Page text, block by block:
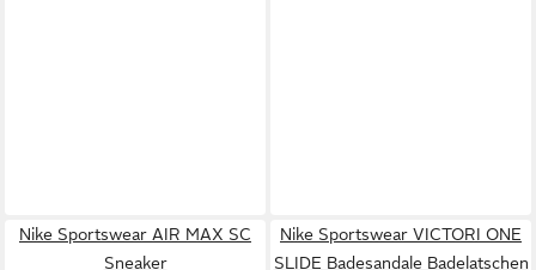
Nike Sportswear AIR MAX SC
Sneaker
Nike Sportswear VICTORI ONE
SLIDE Badesandale Badelatschen